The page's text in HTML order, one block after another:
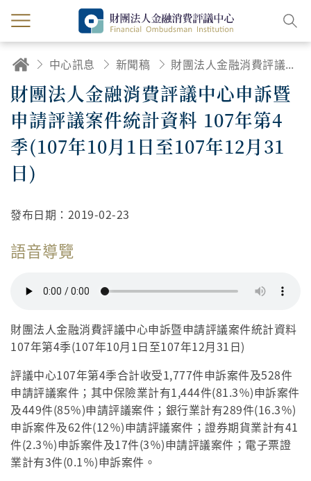
中心訊息 新聞稿 財團法人金融消費評議中心申訴暨申請評議案件統計資料 107年第4季(107年10月1日至107年12月31日)
財團法人金融消費評議中心申訴暨
申請評議案件統計資料 107年第4
季(107年10月1日至107年12月31
日)
發布日期： 2019-02-23
語音導覽
財團法人金融消費評議中心申訴暨申請評議案件統計資料
107年第4季(107年10月1日至107年12月31日)
評議中心107年第4季合計收受1,777件申訴案件及528件
申請評議案件；其中保險業計有1,444件(81.3％)申訴案件
及449件(85％)申請評議案件；銀行業計有289件(16.3％)
申訴案件及62件(12％)申請評議案件；證券期貨業計有41
件(2.3％)申訴案件及17件(3％)申請評議案件；電子票證
業計有3件(0.1％)申訴案件。